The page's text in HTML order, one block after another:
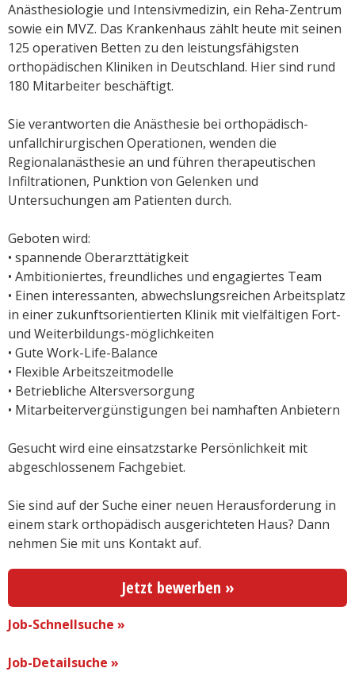
Anästhesiologie und Intensivmedizin, ein Reha-Zentrum
sowie ein MVZ. Das Krankenhaus zählt heute mit seinen
125 operativen Betten zu den leistungsfähigsten
orthopädischen Kliniken in Deutschland. Hier sind rund
180 Mitarbeiter beschäftigt.
Sie verantworten die Anästhesie bei orthopädisch-
unfallchirurgischen Operationen, wenden die
Regionalanästhesie an und führen therapeutischen
Infiltrationen, Punktion von Gelenken und
Untersuchungen am Patienten durch.
Geboten wird:
• spannende Oberarzttätigkeit
• Ambitioniertes, freundliches und engagiertes Team
• Einen interessanten, abwechslungsreichen Arbeitsplatz
in einer zukunftsorientierten Klinik mit vielfältigen Fort-
und Weiterbildungs-möglichkeiten
• Gute Work-Life-Balance
• Flexible Arbeitszeitmodelle
• Betriebliche Altersversorgung
• Mitarbeitervergünstigungen bei namhaften Anbietern
Gesucht wird eine einsatzstarke Persönlichkeit mit
abgeschlossenem Fachgebiet.
Sie sind auf der Suche einer neuen Herausforderung in
einem stark orthopädisch ausgerichteten Haus? Dann
nehmen Sie mit uns Kontakt auf.
Jetzt bewerben »
Job-Schnellsuche »
Job-Detailsuche »